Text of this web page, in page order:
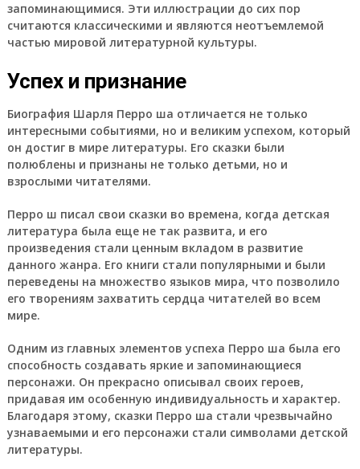
запоминающимися. Эти иллюстрации до сих пор
считаются классическими и являются неотъемлемой
частью мировой литературной культуры.
Успех и признание
Биография Шарля Перро ша отличается не только
интересными событиями, но и великим успехом, который
он достиг в мире литературы. Его сказки были
полюблены и признаны не только детьми, но и
взрослыми читателями.
Перро ш писал свои сказки во времена, когда детская
литература была еще не так развита, и его
произведения стали ценным вкладом в развитие
данного жанра. Его книги стали популярными и были
переведены на множество языков мира, что позволило
его творениям захватить сердца читателей во всем
мире.
Одним из главных элементов успеха Перро ша была его
способность создавать яркие и запоминающиеся
персонажи. Он прекрасно описывал своих героев,
придавая им особенную индивидуальность и характер.
Благодаря этому, сказки Перро ша стали чрезвычайно
узнаваемыми и его персонажи стали символами детской
литературы.